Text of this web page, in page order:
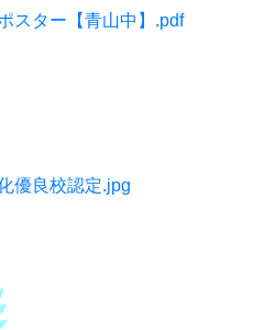
スター【青山中】.pdf
優良校認定.jpg